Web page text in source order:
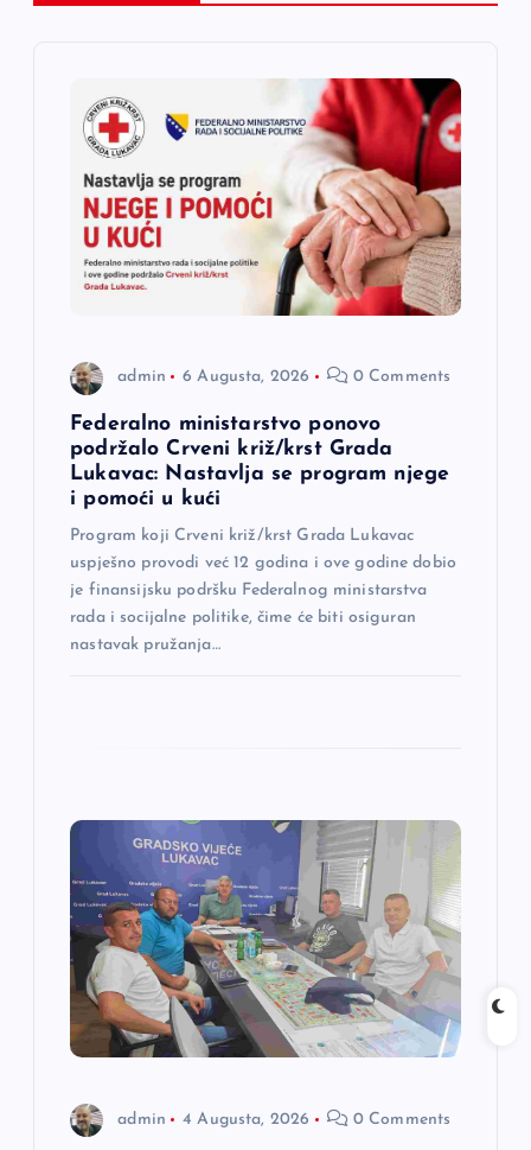
admin 6 Augusta, 2026 0 Comments
Federalno ministarstvo ponovo
podržalo Crveni križ/krst Grada
Lukavac: Nastavlja se program njege
i pomoći u kući
Program koji Crveni križ/krst Grada Lukavac
uspješno provodi već 12 godina i ove godine dobio
je finansijsku podršku Federalnog ministarstva
rada i socijalne politike, čime će biti osiguran
nastavak pružanja…
admin 4 Augusta, 2026 0 Comments